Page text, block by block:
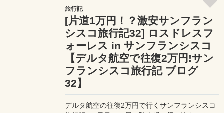
旅行記
[片道1万円！？激安サンフラン
シスコ旅行記32] ロスドレスフ
ォーレス in サンフランシスコ
【デルタ航空で往復2万円!サン
フランシスコ旅行記 ブログ
32】
デルタ航空の往復2万円で行くサンフランシスコ